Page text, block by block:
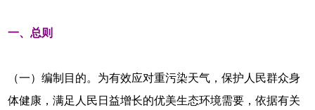
一、总则
（一）编制目的。为有效应对重污染天气，保护人民群众身
体健康，满足人民日益增长的优美生态环境需要，依据有关